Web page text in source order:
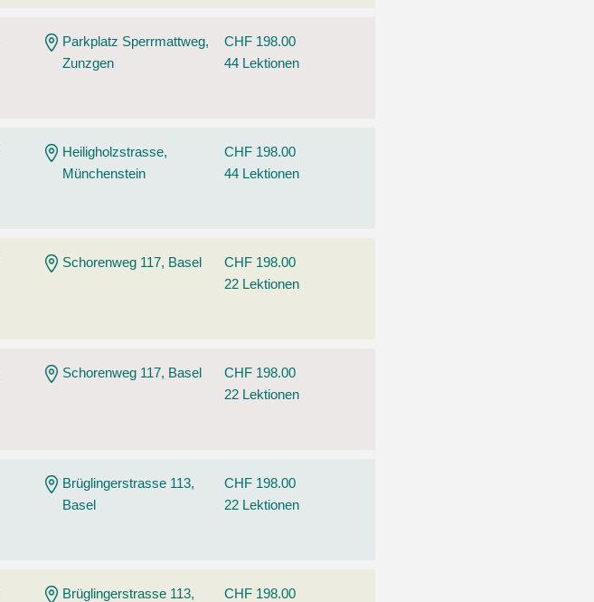
Parkplatz Sperrmattweg,
Zunzgen
CHF 198.00
44 Lektionen
Heiligholzstrasse,
Münchenstein
CHF 198.00
44 Lektionen
Schorenweg 117, Basel
CHF 198.00
22 Lektionen
Schorenweg 117, Basel
CHF 198.00
22 Lektionen
Brüglingerstrasse 113,
Basel
CHF 198.00
22 Lektionen
Brüglingerstrasse 113,
CHF 198.00